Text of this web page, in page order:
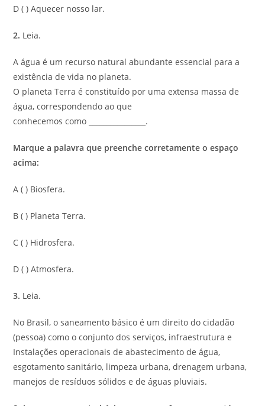
D ( ) Aquecer nosso lar.
2. Leia.
A água é um recurso natural abundante essencial para a
existência de vida no planeta.
O planeta Terra é constituído por uma extensa massa de
água, correspondendo ao que
conhecemos como ________________.
Marque a palavra que preenche corretamente o espaço
acima:
A ( ) Biosfera.
B ( ) Planeta Terra.
C ( ) Hidrosfera.
D ( ) Atmosfera.
3. Leia.
No Brasil, o saneamento básico é um direito do cidadão
(pessoa) como o conjunto dos serviços, infraestrutura e
Instalações operacionais de abastecimento de água,
esgotamento sanitário, limpeza urbana, drenagem urbana,
manejos de resíduos sólidos e de águas pluviais.